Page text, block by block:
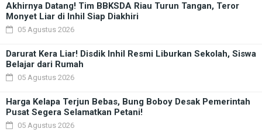
Akhirnya Datang! Tim BBKSDA Riau Turun Tangan, Teror
Monyet Liar di Inhil Siap Diakhiri
05 Agustus 2026
Darurat Kera Liar! Disdik Inhil Resmi Liburkan Sekolah, Siswa
Belajar dari Rumah
05 Agustus 2026
Harga Kelapa Terjun Bebas, Bung Boboy Desak Pemerintah
Pusat Segera Selamatkan Petani!
05 Agustus 2026